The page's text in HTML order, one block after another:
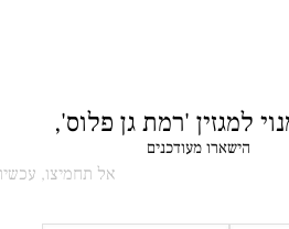
למגזין 'רמת גן פלוס',
הישארו מעודכנים
אל תחמיצו,